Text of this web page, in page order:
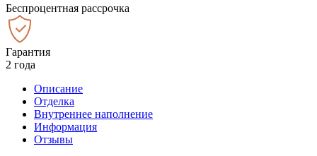
Беспроцентная рассрочка
Гарантия
2 года
Описание
Отделка
Внутреннее наполнение
Информация
Отзывы